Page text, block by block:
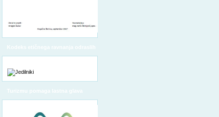
Kodeks etičnega ravnanja odraslih
Turizmu pomaga lastna glava